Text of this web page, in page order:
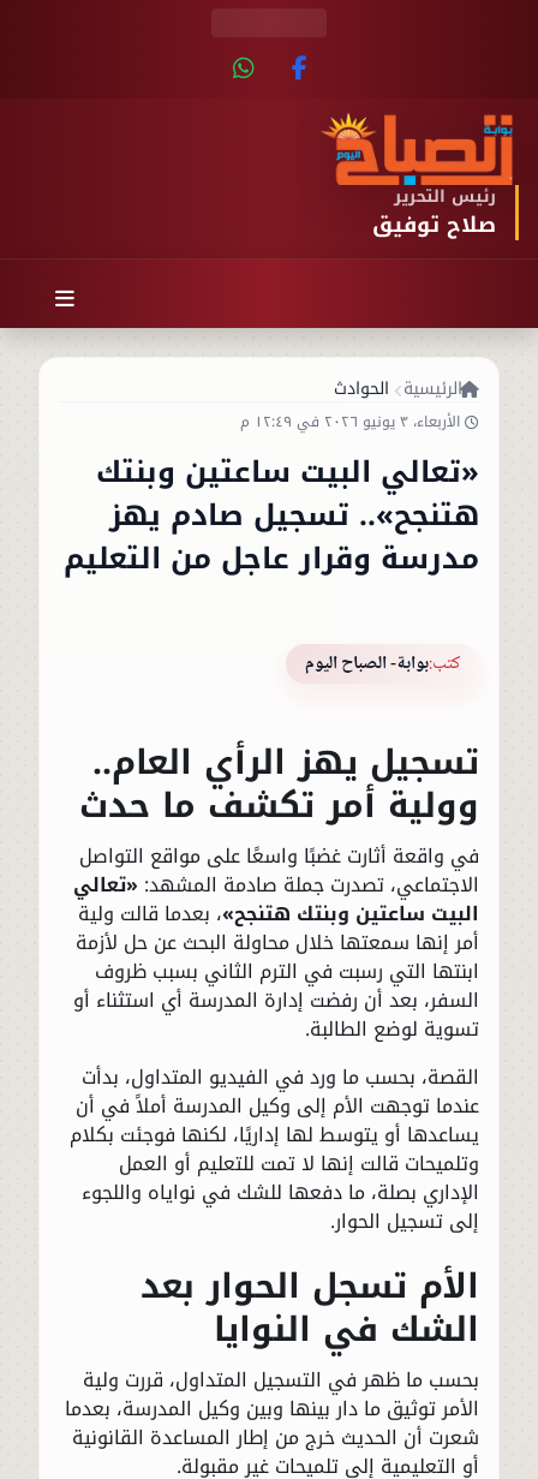
رئيس التحرير
صلاح توفيق
الرئيسية الحوادث
الأربعاء، ٣ يونيو ٢٠٢٦ في ١٢:٤٩ م
«تعالي البيت ساعتين وبنتك
هتنجح».. تسجيل صادم يهز
مدرسة وقرار عاجل من التعليم
كتب:بوابة- الصباح اليوم
تسجيل يهز الرأي العام..
وولية أمر تكشف ما حدث
في واقعة أثارت غضبًا واسعًا على مواقع التواصل
الاجتماعي، تصدرت جملة صادمة المشهد: «تعالي
البيت ساعتين وبنتك هتنجح»، بعدما قالت ولية
أمر إنها سمعتها خلال محاولة البحث عن حل لأزمة
ابنتها التي رسبت في الترم الثاني بسبب ظروف
السفر، بعد أن رفضت إدارة المدرسة أي استثناء أو
تسوية لوضع الطالبة.
القصة، بحسب ما ورد في الفيديو المتداول، بدأت
عندما توجهت الأم إلى وكيل المدرسة أملاً في أن
يساعدها أو يتوسط لها إداريًا، لكنها فوجئت بكلام
وتلميحات قالت إنها لا تمت للتعليم أو العمل
الإداري بصلة، ما دفعها للشك في نواياه واللجوء
إلى تسجيل الحوار.
الأم تسجل الحوار بعد
الشك في النوايا
بحسب ما ظهر في التسجيل المتداول، قررت ولية
الأمر توثيق ما دار بينها وبين وكيل المدرسة، بعدما
شعرت أن الحديث خرج من إطار المساعدة القانونية
أو التعليمية إلى تلميحات غير مقبولة.